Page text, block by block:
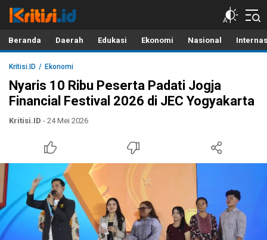
Kritisi.ID
Kritik untuk Negeri!
Beranda Daerah Edukasi Ekonomi Nasional
Kritisi.ID Ekonomi
Nyaris 10 Ribu Peserta Padati Jogja
Financial Festival 2026 di JEC Yogyakarta
Kritisi.ID - 24 Mei 2026